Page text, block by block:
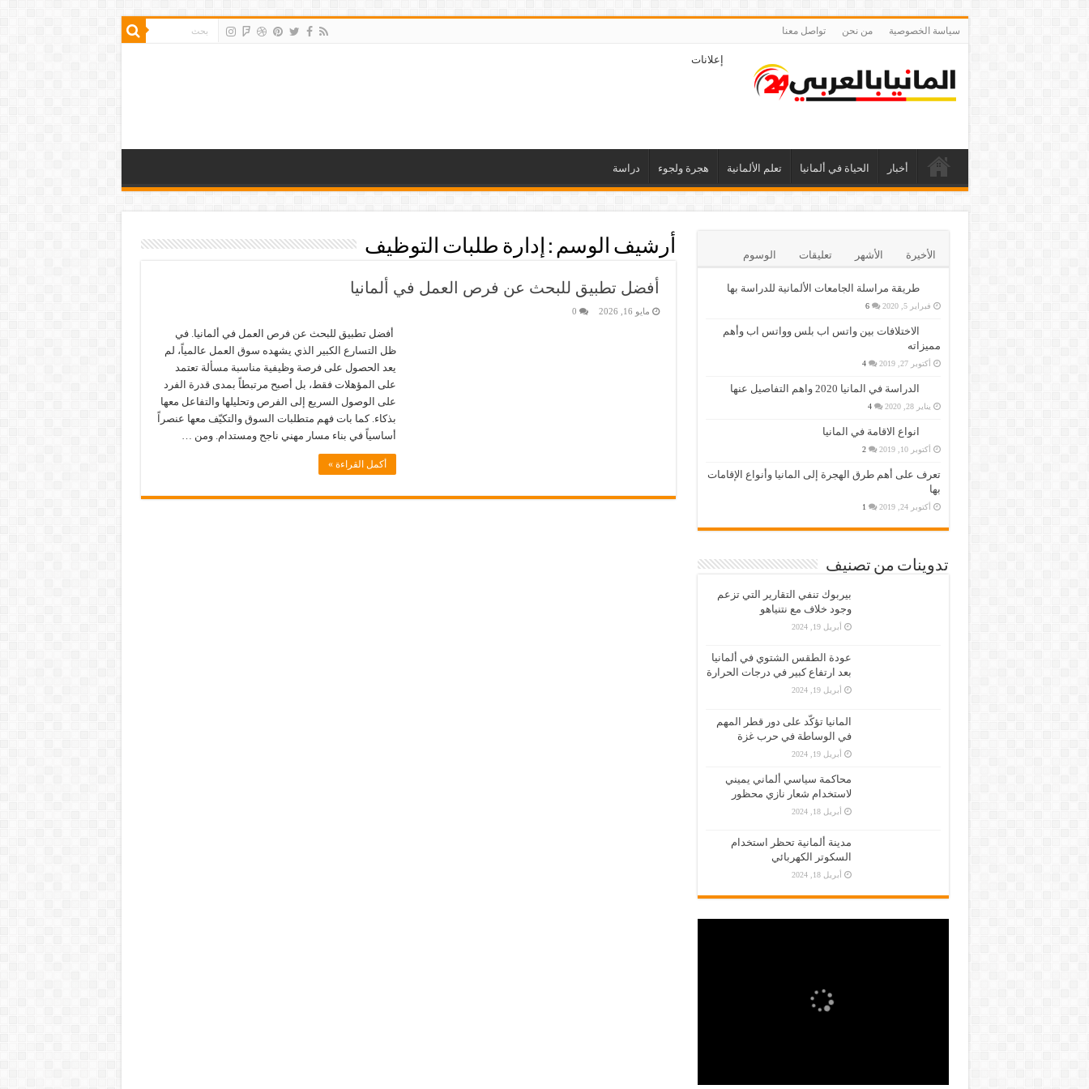
سياسة الخصوصية من نحن تواصل معنا
إعلانات
أخبار الحياة في ألمانيا تعلم الألمانية هجرة ولجوء دراسة
أرشيف الوسم : إدارة طلبات التوظيف
أفضل تطبيق للبحث عن فرص العمل في ألمانيا
مايو 16, 2026 0
أفضل تطبيق للبحث عن فرص العمل في ألمانيا. في
ظل التسارع الكبير الذي يشهده سوق العمل عالمياً، لم
يعد الحصول على فرصة وظيفية مناسبة مسألة تعتمد
على المؤهلات فقط، بل أصبح مرتبطاً بمدى قدرة الفرد
على الوصول السريع إلى الفرص وتحليلها والتفاعل معها
بذكاء. كما بات فهم متطلبات السوق والتكيّف معها عنصراً
أساسياً في بناء مسار مهني ناجح ومستدام. ومن …
أكمل القراءة »
الأخيرة الأشهر تعليقات الوسوم
طريقة مراسلة الجامعات الألمانية للدراسة بها
فبراير 5, 2020 6
الاختلافات بين واتس اب بلس وواتس اب وأهم
مميزاته
أكتوبر 27, 2019 4
الدراسة في المانيا 2020 واهم التفاصيل عنها
يناير 28, 2020 4
انواع الاقامة في المانيا
أكتوبر 10, 2019 2
تعرف على أهم طرق الهجرة إلى المانيا وأنواع الإقامات
بها
أكتوبر 24, 2019 1
تدوينات من تصنيف
بيربوك تنفي التقارير التي تزعم
وجود خلاف مع نتنياهو
أبريل 19, 2024
عودة الطقس الشتوي في ألمانيا
بعد ارتفاع كبير في درجات الحرارة
أبريل 19, 2024
المانيا تؤكّد على دور قطر المهم
في الوساطة في حرب غزة
أبريل 19, 2024
محاكمة سياسي ألماني يميني
لاستخدام شعار نازي محظور
أبريل 18, 2024
مدينة ألمانية تحظر استخدام
السكوتر الكهربائي
أبريل 18, 2024